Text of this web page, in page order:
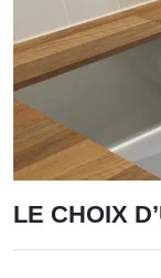
LE CHOIX